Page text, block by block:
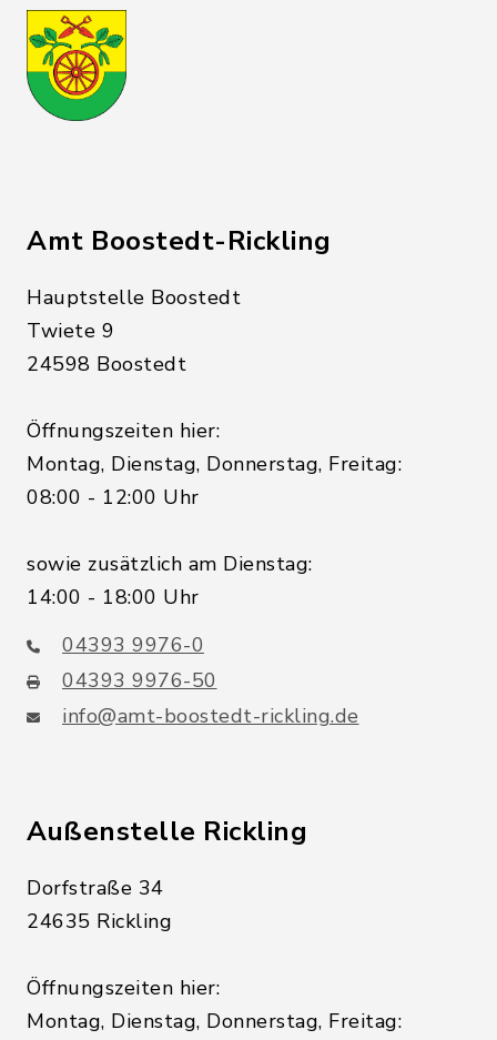
Amt Boostedt-Rickling
Hauptstelle Boostedt
Twiete 9
24598 Boostedt
Öffnungszeiten hier:
Montag, Dienstag, Donnerstag, Freitag:
08:00 - 12:00 Uhr
sowie zusätzlich am Dienstag:
14:00 - 18:00 Uhr
04393 9976-0
04393 9976-50
info@amt-boostedt-rickling.de
Außenstelle Rickling
Dorfstraße 34
24635 Rickling
Öffnungszeiten hier:
Montag, Dienstag, Donnerstag, Freitag: